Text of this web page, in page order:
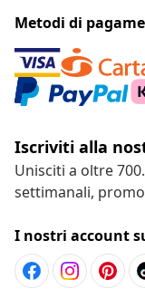
Metodi di
Iscriviti alla
Unisciti a oltre
settimanali,
I nostri account